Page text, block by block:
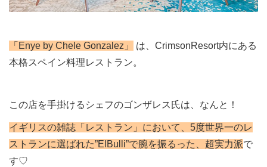
「Enye by Chele Gonzalez」
は、CrimsonResort内にある
本格スペイン料理レストラン。
この店を手掛けるシェフのゴンザレス氏は、なんと！
イギリスの雑誌「レストラン」において、5度世界一のレ
ストランに選ばれた”ElBulli”で腕を振るった、超実力派で
す♡